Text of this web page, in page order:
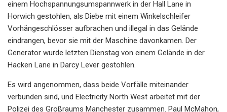
einem Hochspannungsumspannwerk in der Hall Lane in
Horwich gestohlen, als Diebe mit einem Winkelschleifer
Vorhängeschlösser aufbrachen und illegal in das Gelände
eindrangen, bevor sie mit der Maschine davonkamen. Der
Generator wurde letzten Dienstag von einem Gelände in der
Hacken Lane in Darcy Lever gestohlen.
Es wird angenommen, dass beide Vorfälle miteinander
verbunden sind, und Electricity North West arbeitet mit der
Polizei des Großraums Manchester zusammen. Paul McMahon,